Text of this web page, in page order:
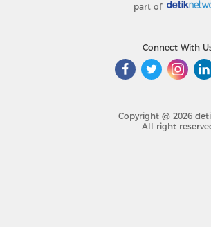
part of
Connect With
Copyright @ 2026
All right